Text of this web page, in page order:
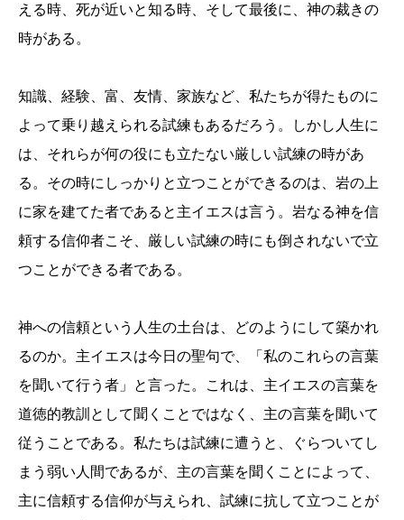
える時、死が近いと知る時、そして最後に、神の裁きの
時がある。
知識、経験、富、友情、家族など、私たちが得たものに
よって乗り越えられる試練もあるだろう。しかし人生に
は、それらが何の役にも立たない厳しい試練の時があ
る。その時にしっかりと立つことができるのは、岩の上
に家を建てた者であると主イエスは言う。岩なる神を信
頼する信仰者こそ、厳しい試練の時にも倒されないで立
つことができる者である。
神への信頼という人生の土台は、どのようにして築かれ
るのか。主イエスは今日の聖句で、「私のこれらの言葉
を聞いて行う者」と言った。これは、主イエスの言葉を
道徳的教訓として聞くことではなく、主の言葉を聞いて
従うことである。私たちは試練に遭うと、ぐらついてし
まう弱い人間であるが、主の言葉を聞くことによって、
主に信頼する信仰が与えられ、試練に抗して立つことが